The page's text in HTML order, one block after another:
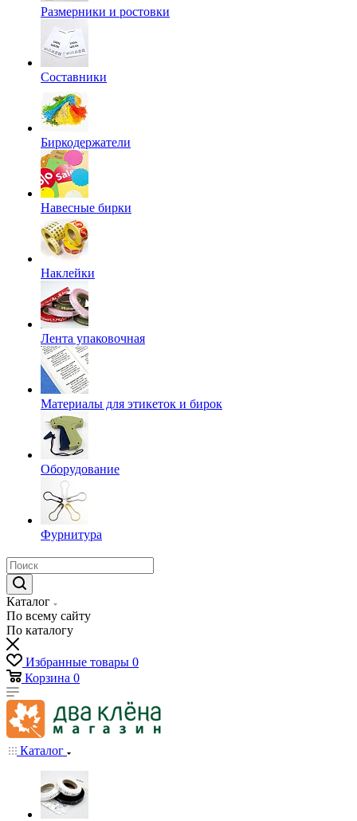
Размерники и ростовки
Составники
Биркодержатели
Навесные бирки
Наклейки
Лента упаковочная
Материалы для этикеток и бирок
Оборудование
Фурнитура
Каталог
По всему сайту
По каталогу
Избранные товары 0
Корзина 0
Каталог